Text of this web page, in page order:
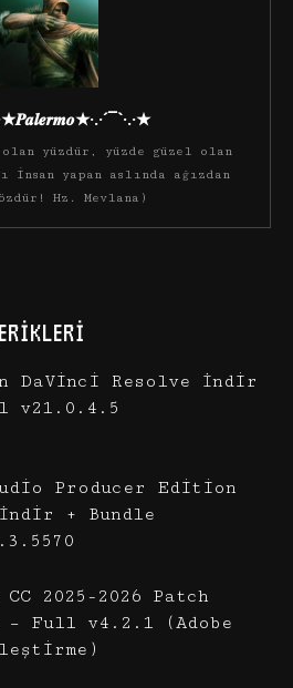
yüzdür, yüzde güzel olan
insan yapan aslında ağızdan
Hz. Mevlana)
DaVinci Resolve İndir
v21.0.4.5
Producer Edition
+ Bundle
CC 2025-2026 Patch
Full v4.2.1 (Adobe